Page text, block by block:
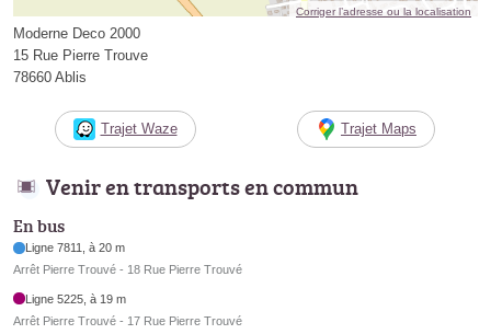
Corriger l’adresse ou la localisation
Moderne Deco 2000
15 Rue Pierre Trouve
78660 Ablis
Trajet Waze Trajet Maps
Venir en transports en commun
En bus
Ligne 7811, à 20 m
Arrêt Pierre Trouvé - 18 Rue Pierre Trouvé
Ligne 5225, à 19 m
Arrêt Pierre Trouvé - 17 Rue Pierre Trouvé